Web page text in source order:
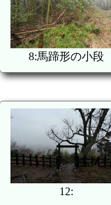
8:馬蹄形の小段
12: